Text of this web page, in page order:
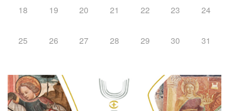
18 19 20 21 22 23 24
25 26 27 28 29 30 31